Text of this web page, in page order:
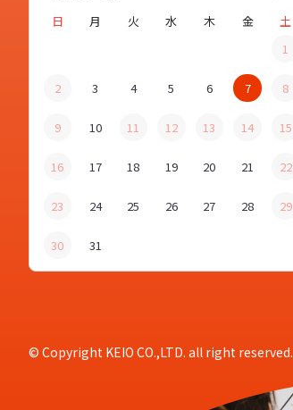
日 月 火 水 木 金
土
1
2 3 4 5 6 7 8
9 10 11 12 13 14 15
16 17 18 19 20 21 22
23 24 25 26 27 28 29
30 31
© Copyright KEIO CO.,LTD. all right reserved.